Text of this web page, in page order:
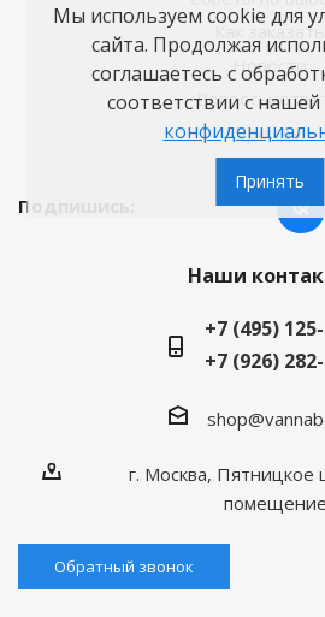
Как заказать
Новости
Вопросы-
Бренды
Подпишись:
Наши
+7 (495)
+7 (926)
г. Москва, Пятницкое
Обратный звонок
Мы используем cookie для
сайта. Продолжая
соглашаетесь с
соответствии с нашей
Принять